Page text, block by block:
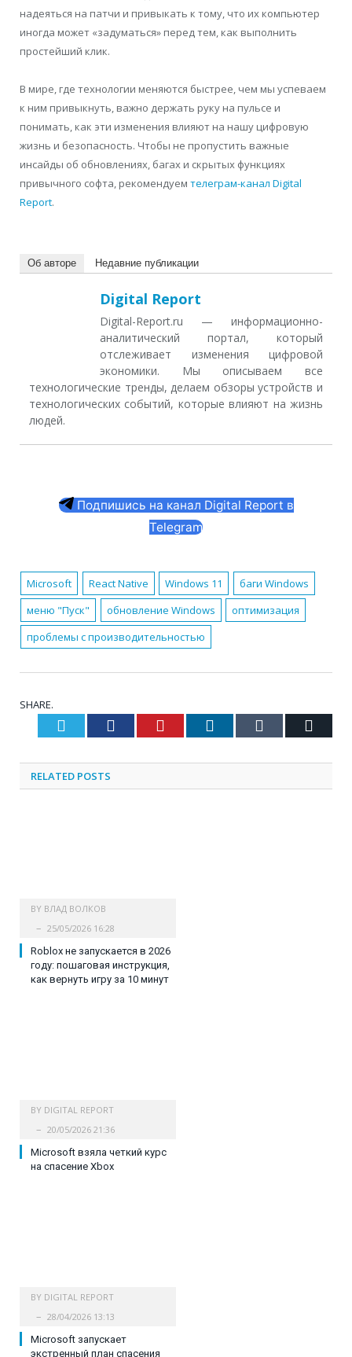
надеяться на патчи и привыкать к тому, что их компьютер
иногда может «задуматься» перед тем, как выполнить
простейший клик.
В мире, где технологии меняются быстрее, чем мы успеваем
к ним привыкнуть, важно держать руку на пульсе и
понимать, как эти изменения влияют на нашу цифровую
жизнь и безопасность. Чтобы не пропустить важные
инсайды об обновлениях, багах и скрытых функциях
привычного софта, рекомендуем телеграм-канал Digital
Report.
Об авторе Недавние публикации
Digital Report
Digital-Report.ru — информационно-
аналитический портал, который
отслеживает изменения цифровой
экономики. Мы описываем все
технологические тренды, делаем обзоры устройств и
технологических событий, которые влияют на жизнь
людей.
Подпишись на канал Digital Report в
Telegram
Microsoft React Native Windows 11
баги Windows
меню "Пуск"
обновление Windows
оптимизация
проблемы с производительностью
SHARE.
Twitter Facebook Pinterest LinkedIn Tumblr
RELATED POSTS
BY ВЛАД ВОЛКОВ
25/05/2026 16:28
Roblox не запускается в 2026
году: пошаговая инструкция,
как вернуть игру за 10 минут
BY DIGITAL REPORT
20/05/2026 21:36
Microsoft взяла четкий курс
на спасение Xbox
BY DIGITAL REPORT
28/04/2026 13:13
Microsoft запускает
экстренный план спасения